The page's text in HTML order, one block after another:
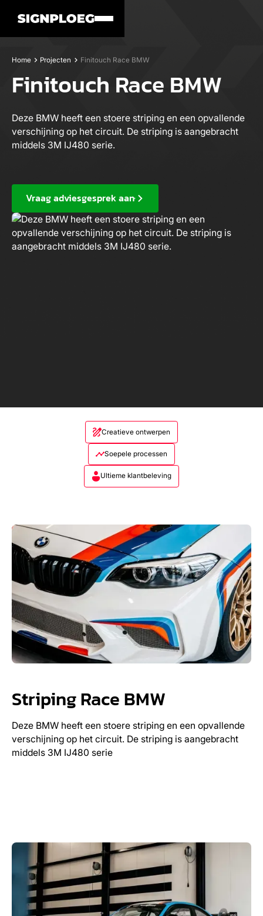
Home Projecten Finitouch Race BMW
Finitouch Race BMW
Deze BMW heeft een stoere striping en een opvallende
verschijning op het circuit. De striping is aangebracht
middels 3M IJ480 serie.
Vraag adviesgesprek aan
Creatieve ontwerpen
Soepele processen
Ultieme klantbeleving
Striping Race BMW
Deze BMW heeft een stoere striping en een opvallende
verschijning op het circuit. De striping is aangebracht
middels 3M IJ480 serie